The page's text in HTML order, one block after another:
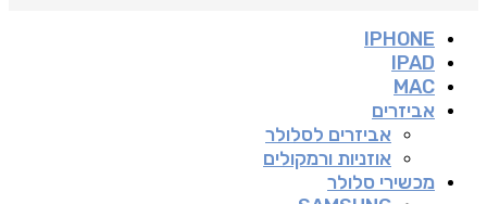
IPHONE
IPAD
MAC
אביזרים
אביזרים לסלולר
אוזניות ורמקולים
מכשירי סלולר